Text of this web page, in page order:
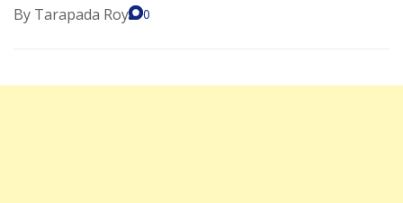
By Tarapada Roy 0